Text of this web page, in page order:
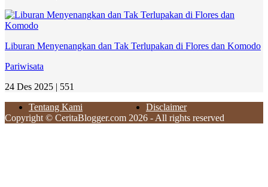
Liburan Menyenangkan dan Tak Terlupakan di Flores dan Komodo
Pariwisata
24 Des 2025 | 551
Tentang Kami
Disclaimer
Copyright © CeritaBlogger.com 2026 - All rights reserved